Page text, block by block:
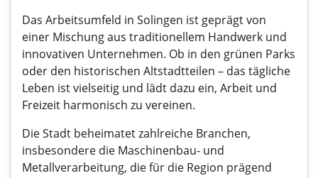
Das Arbeitsumfeld in Solingen ist geprägt von
einer Mischung aus traditionellem Handwerk und
innovativen Unternehmen. Ob in den grünen Parks
oder den historischen Altstadtteilen – das tägliche
Leben ist vielseitig und lädt dazu ein, Arbeit und
Freizeit harmonisch zu vereinen.
Die Stadt beheimatet zahlreiche Branchen,
insbesondere die Maschinenbau- und
Metallverarbeitung, die für die Region prägend